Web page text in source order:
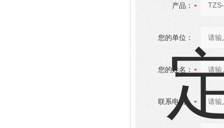
产品：
您的单位：
您的姓名：
联系电话：